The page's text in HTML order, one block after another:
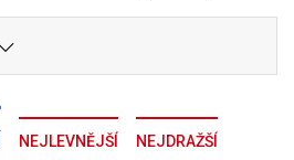
NEJLEVNĚJŠÍ NEJDRAŽŠÍ